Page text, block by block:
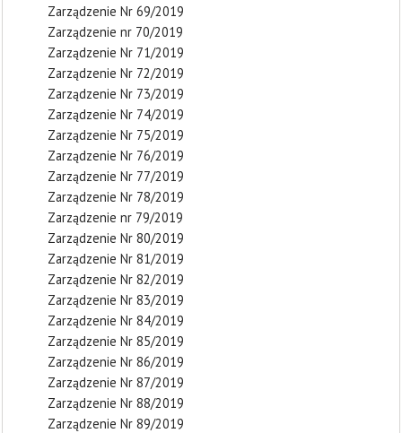
Zarządzenie Nr 69/2019
Zarządzenie nr 70/2019
Zarządzenie Nr 71/2019
Zarządzenie Nr 72/2019
Zarządzenie Nr 73/2019
Zarządzenie Nr 74/2019
Zarządzenie Nr 75/2019
Zarządzenie Nr 76/2019
Zarządzenie Nr 77/2019
Zarządzenie Nr 78/2019
Zarządzenie nr 79/2019
Zarządzenie Nr 80/2019
Zarządzenie Nr 81/2019
Zarządzenie Nr 82/2019
Zarządzenie Nr 83/2019
Zarządzenie Nr 84/2019
Zarządzenie Nr 85/2019
Zarządzenie Nr 86/2019
Zarządzenie Nr 87/2019
Zarządzenie Nr 88/2019
Zarządzenie Nr 89/2019